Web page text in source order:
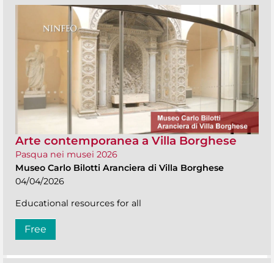
Arte contemporanea a Villa Borghese
Pasqua nei musei 2026
Museo Carlo Bilotti Aranciera di Villa Borghese
04/04/2026
Educational resources for all
Free